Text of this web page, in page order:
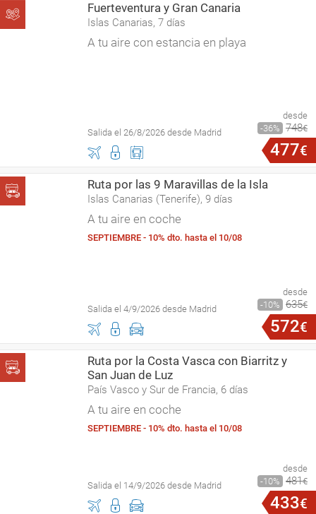
Fuerteventura y Gran Canaria
Islas Canarias, 7 días
A tu aire con estancia en playa
Salida el 26/8/2026 desde Madrid
desde
36
748€
477€
Ruta por las 9 Maravillas de la Isla
Islas Canarias (Tenerife), 9 días
A tu aire en coche
SEPTIEMBRE - 10% dto. hasta el 10/08
Salida el 4/9/2026 desde Madrid
desde
10
635€
572€
Ruta por la Costa Vasca con Biarritz y
San Juan de Luz
País Vasco y Sur de Francia, 6 días
A tu aire en coche
SEPTIEMBRE - 10% dto. hasta el 10/08
Salida el 14/9/2026 desde Madrid
desde
10
481€
433€